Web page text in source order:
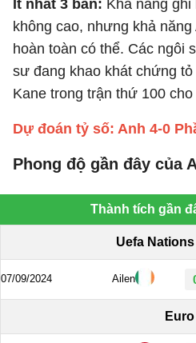
Ít nhất 3 bàn: Khả năng
không cao, nhưng khả
hoàn toàn có thể. Các ngôi
sư đang khao khát chứng
Kane trong trận thứ 100 cho
Dự đoán tỷ số: Anh 4-0
Phong độ gần đây của